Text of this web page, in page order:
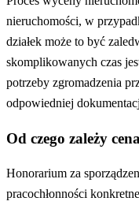
nieruchomości, w
działek może to być
skomplikowanych czas
potrzeby zgromadzenia
odpowiedniej
Od czego zależy
Honorarium za
pracochłonności